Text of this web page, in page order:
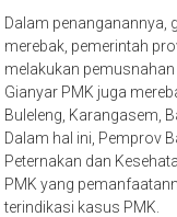
Dalam penanganannya,
merebak, pemerintah
melakukan
Gianyar PMK juga
Buleleng, Karangasem,
Dalam hal ini, Pemprov
Peternakan dan
PMK yang
terindikasi kasus PMK.